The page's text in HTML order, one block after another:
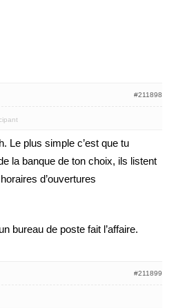
#211898
Le plus simple c’est que tu
la banque de ton choix, ils listent
d’ouvertures
bureau de poste fait l’affaire.
#211899